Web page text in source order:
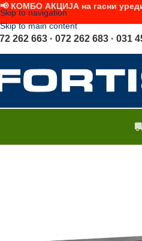
Skip to navigation
Skip to main content
262 663 · 072 262 683 · 031
📢 КОМБО АКЦИЈА на гасни